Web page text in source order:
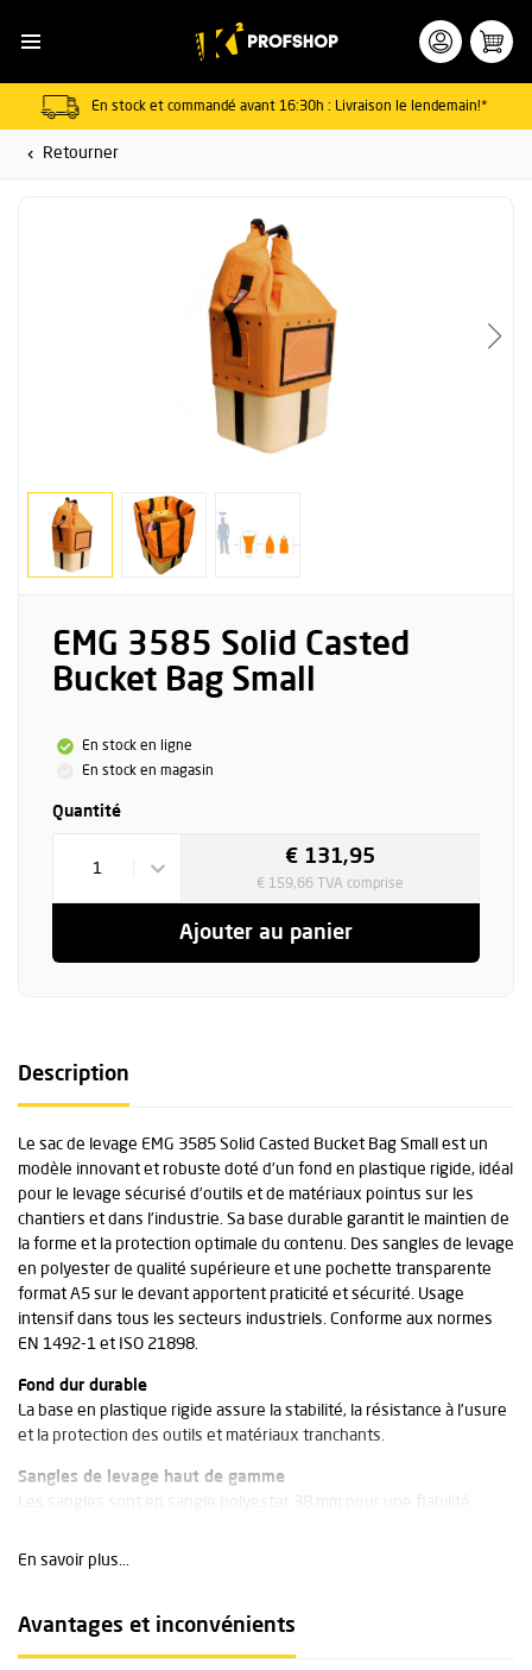
En stock et commandé avant 16:30h : Livraison le lendemain!*
Retourner
EMG 3585 Solid Casted
Bucket Bag Small
En stock en ligne
En stock en magasin
Quantité
1
€ 131,95
€ 159,66 TVA comprise
Ajouter au panier
Description
Le sac de levage EMG 3585 Solid Casted Bucket Bag Small est un
modèle innovant et robuste doté d’un fond en plastique rigide, idéal
pour le levage sécurisé d’outils et de matériaux pointus sur les
chantiers et dans l’industrie. Sa base durable garantit le maintien de
la forme et la protection optimale du contenu. Des sangles de levage
en polyester de qualité supérieure et une pochette transparente
format A5 sur le devant apportent praticité et sécurité. Usage
intensif dans tous les secteurs industriels. Conforme aux normes
EN 1492-1 et ISO 21898.
Fond dur durable
La base en plastique rigide assure la stabilité, la résistance à l’usure
et la protection des outils et matériaux tranchants.
Sangles de levage haut de gamme
Spécifications techniques
Capacité de charge maximale : 150 kg
Poids : 3,5 kg
En savoir plus...
Avantages et inconvénients